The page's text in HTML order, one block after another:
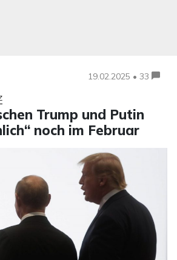
19.02.2025 • 33
Trump und Putin
noch im Februar